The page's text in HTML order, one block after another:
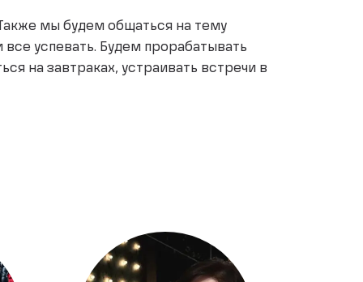
мы будем общаться на тему
успевать. Будем прорабатывать
на завтраках, устраивать встречи в